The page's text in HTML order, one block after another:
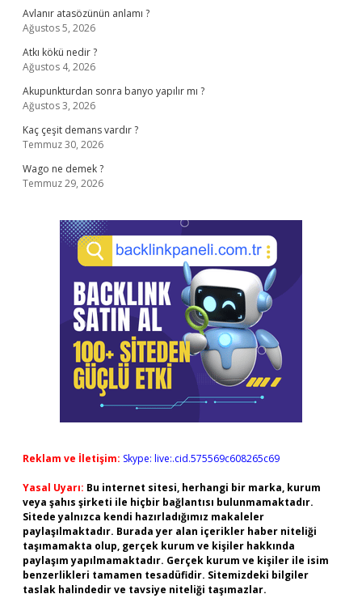
Avlanır atasözünün anlamı ?
Ağustos 5, 2026
Atkı kökü nedir ?
Ağustos 4, 2026
Akupunkturdan sonra banyo yapılır mı ?
Ağustos 3, 2026
Kaç çeşit demans vardır ?
Temmuz 30, 2026
Wago ne demek ?
Temmuz 29, 2026
Reklam ve İletişim: Skype: live:.cid.575569c608265c69
Yasal Uyarı: Bu internet sitesi, herhangi bir marka, kurum
veya şahıs şirketi ile hiçbir bağlantısı bulunmamaktadır.
Sitede yalnızca kendi hazırladığımız makaleler
paylaşılmaktadır. Burada yer alan içerikler haber niteliği
taşımamakta olup, gerçek kurum ve kişiler hakkında
paylaşım yapılmamaktadır. Gerçek kurum ve kişiler ile isim
benzerlikleri tamamen tesadüfidir. Sitemizdeki bilgiler
taslak halindedir ve tavsiye niteliği taşımazlar.